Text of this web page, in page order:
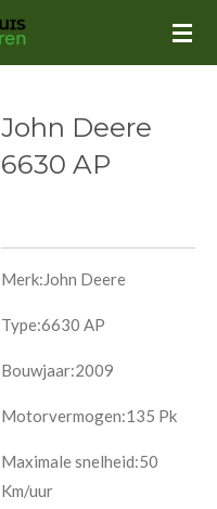
John Deere
6630 AP
Merk:John Deere
Type:6630 AP
Bouwjaar:2009
Motorvermogen:135 Pk
Maximale snelheid:50
Km/uur